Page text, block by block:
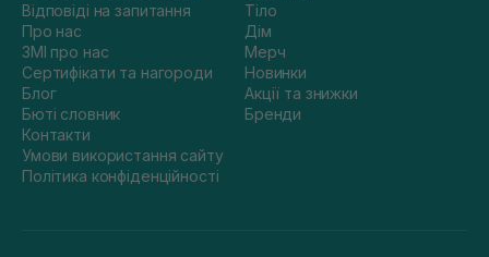
Відповіді на запитання
Про нас
ЗМІ про нас
Сертифікати та нагороди
Блог
Бюті словник
Контакти
Умови використання сайту
Політика конфіденційності
Тіло
Дім
Мерч
Новинки
Акції та знижки
Бренди